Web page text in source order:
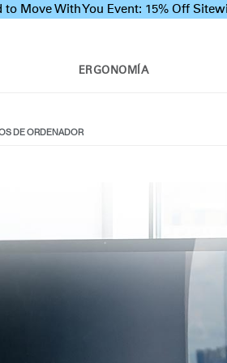
to Move With You Event: 15% Off
ERGONOMÍA
DE ORDENADOR